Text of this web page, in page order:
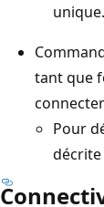
unique.
tant que
Pour
décrite